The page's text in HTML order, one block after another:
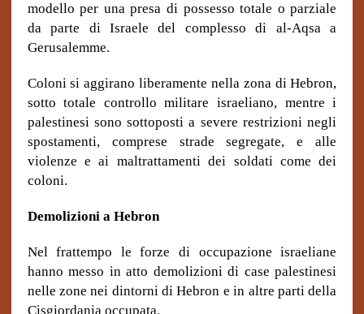
modello per una presa di possesso totale o parziale
da parte di Israele del complesso di al-Aqsa a
Gerusalemme.
Coloni si aggirano liberamente nella zona di Hebron,
sotto totale controllo militare israeliano, mentre i
palestinesi sono sottoposti a severe restrizioni negli
spostamenti, comprese strade segregate, e alle
violenze e ai maltrattamenti dei soldati come dei
coloni.
Demolizioni a Hebron
Nel frattempo le forze di occupazione israeliane
hanno messo in atto demolizioni di case palestinesi
nelle zone nei dintorni di Hebron e in altre parti della
Cisgiordania occupata.